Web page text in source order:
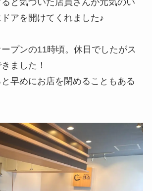
アを開けてくれました♪
プンの11時頃。休日でしたがス
ました！
早めにお店を閉めることもある